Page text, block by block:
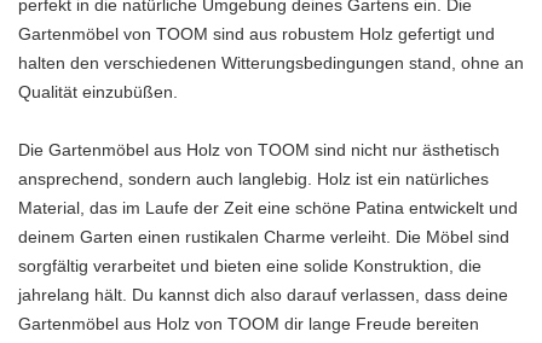
perfekt in die natürliche Umgebung deines Gartens ein. Die
Gartenmöbel von TOOM sind aus robustem Holz gefertigt und
halten den verschiedenen Witterungsbedingungen stand, ohne an
Qualität einzubüßen.
Die Gartenmöbel aus Holz von TOOM sind nicht nur ästhetisch
ansprechend, sondern auch langlebig. Holz ist ein natürliches
Material, das im Laufe der Zeit eine schöne Patina entwickelt und
deinem Garten einen rustikalen Charme verleiht. Die Möbel sind
sorgfältig verarbeitet und bieten eine solide Konstruktion, die
jahrelang hält. Du kannst dich also darauf verlassen, dass deine
Gartenmöbel aus Holz von TOOM dir lange Freude bereiten